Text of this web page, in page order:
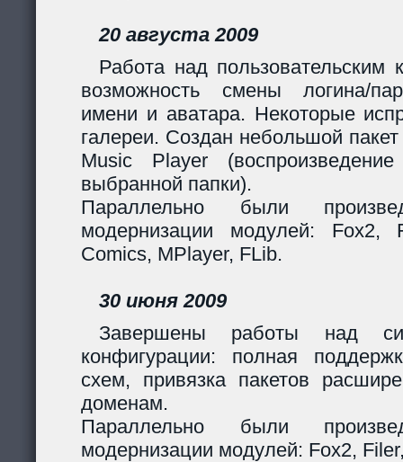
20 августа 2009
Работа над пользовательским
возможность смены логина/
имени и аватара. Некоторые
галереи. Создан небольшой
Music Player
выбранной папки).
Параллельно были
модернизации модулей: Fox2,
Comics, MPlayer, FLib.
30 июня 2009
Завершены работы над
конфигурации: полная
схем, привязка пакетов
доменам.
Параллельно были
модернизации модулей: Fox2,